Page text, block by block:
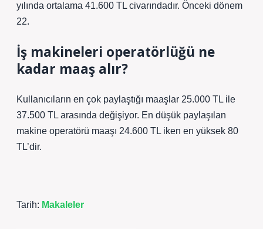
yılında ortalama 41.600 TL civarındadır. Önceki dönem
22.
İş makineleri operatörlüğü ne
kadar maaş alır?
Kullanıcıların en çok paylaştığı maaşlar 25.000 TL ile
37.500 TL arasında değişiyor. En düşük paylaşılan
makine operatörü maaşı 24.600 TL iken en yüksek 80
TL’dir.
Tarih: Makaleler